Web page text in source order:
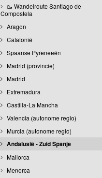
🥾 Wandelroute Santiago de
Compostela
Aragon
Catalonië
Spaanse Pyreneeën
Madrid (provincie)
Madrid
Extremadura
Castilla-La Mancha
Valencia (autonome regio)
Murcia (autonome regio)
Andalusië - Zuid Spanje
Mallorca
Menorca